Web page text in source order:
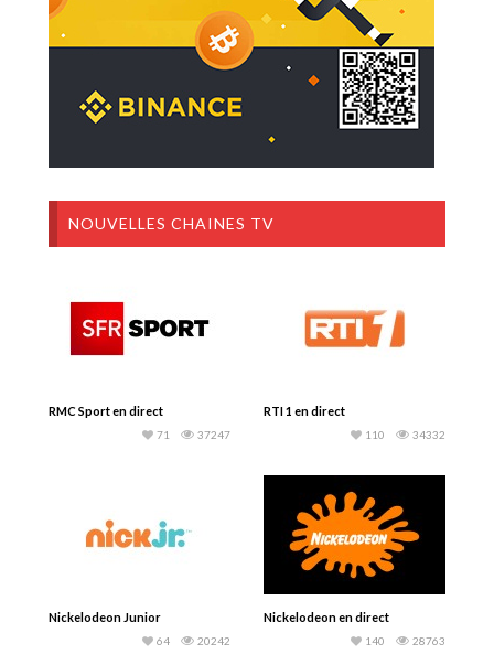
NOUVELLES CHAINES TV
RMC Sport en direct
37247
71
RTI 1 en direct
34332
110
Nickelodeon Junior
20242
64
Nickelodeon en direct
28763
140